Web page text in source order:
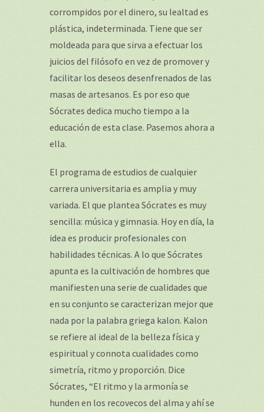
corrompidos por el dinero, su lealtad es
plástica, indeterminada. Tiene que ser
moldeada para que sirva a efectuar los
juicios del filósofo en vez de promover y
facilitar los deseos desenfrenados de las
masas de artesanos. Es por eso que
Sócrates dedica mucho tiempo a la
educación de esta clase. Pasemos ahora a
ella.
El programa de estudios de cualquier
carrera universitaria es amplia y muy
variada. El que plantea Sócrates es muy
sencilla: música y gimnasia. Hoy en día, la
idea es producir profesionales con
habilidades técnicas. A lo que Sócrates
apunta es la cultivación de hombres que
manifiesten una serie de cualidades que
en su conjunto se caracterizan mejor que
nada por la palabra griega kalon. Kalon
se refiere al ideal de la belleza física y
espiritual y connota cualidades como
simetría, ritmo y proporción. Dice
Sócrates, “El ritmo y la armonía se
hunden en los recovecos del alma y ahí se